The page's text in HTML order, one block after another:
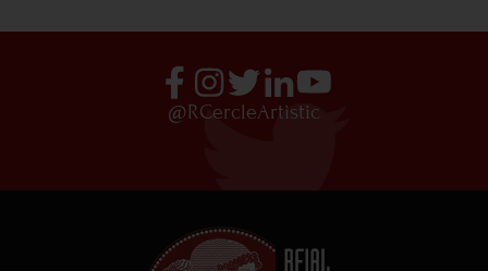
@RCercleArtistic